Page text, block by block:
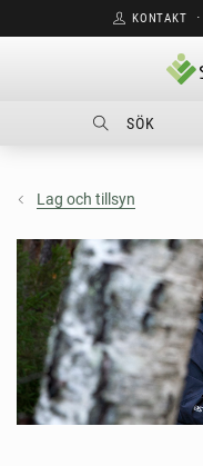
KONTAKT ⋅
SÖK
Lag och tillsyn